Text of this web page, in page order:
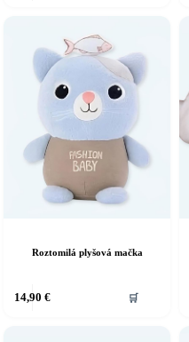
Roztomilá plyšová mačka
14,90 € 🛒